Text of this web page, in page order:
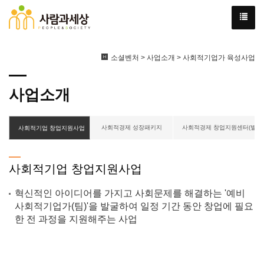
소셜벤처 > 사업소개 > 사회적기업가 육성사업
사업소개
사회적기업 창업지원사업 사회적경제 성장패키지 사회적경제 창업지원센터(별내)
사회적기업 창업지원사업
혁신적인 아이디어를 가지고 사회문제를 해결하는 '예비
사회적기업가(팀)'을 발굴하여 일정 기간 동안 창업에 필요
한 전 과정을 지원해주는 사업